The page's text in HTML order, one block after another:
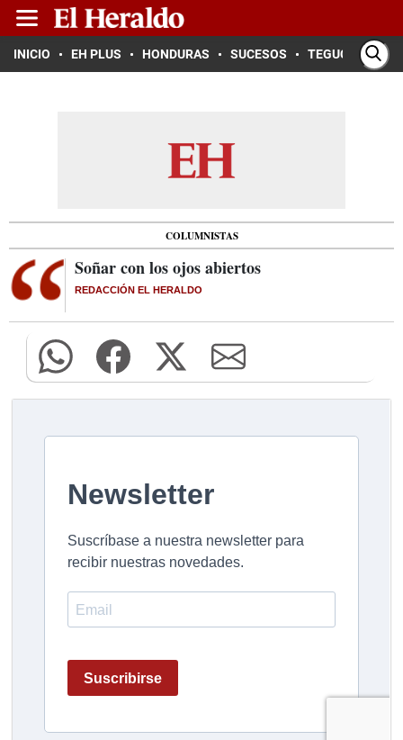
INICIO EH PLUS HONDURAS SUCESOS TEGUCIGALPA
COLUMNISTAS
Soñar con los ojos abiertos
REDACCIÓN EL HERALDO